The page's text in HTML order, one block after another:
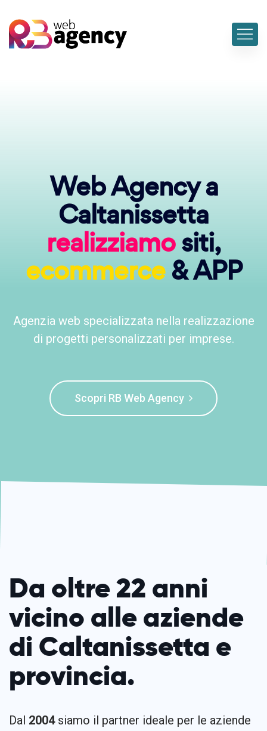
Web Agency a
Caltanissetta
realizziamositi,
ecommerce& APP
Agenzia web specializzata nella realizzazione
di progetti personalizzati per imprese.
Scopri RB Web Agency
Da oltre 22 anni
vicino alle aziende
di Caltanissetta e
provincia.
Dal 2004siamo il partner ideale per le aziende